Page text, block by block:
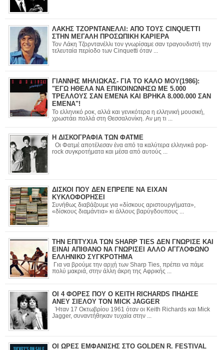
ΛΑΚΗΣ ΤΖΟΡΝΤΑΝΕΛΛΙ: ΑΠΟ ΤΟΥΣ CINQUETTI
ΣΤΗΝ ΜΕΓΑΛΗ ΠΡΟΣΩΠΙΚΗ ΚΑΡΙΕΡΑ
Τον Λάκη Τζορντανέλλι τον γνωρίσαμε σαν τραγουδιστή την
τελευταία περίοδο των Cinquetti όταν ...
ΓΙΑΝΝΗΣ ΜΗΛΙΩΚΑΣ- ΓΙΑ ΤΟ ΚΑΛΟ ΜΟΥ(1986):
"ΕΓΩ ΗΘΕΛΑ ΝΑ ΕΠΙΚΟΙΝΩΝΗΣΩ ΜΕ 5.000
ΤΡΕΛΛΟΥΣ ΣΑΝ ΕΜΕΝΑ ΚΑΙ ΒΡΗΚΑ 8.000.000 ΣΑΝ
ΕΜΕΝΑ"!
Το ελληνικό ροκ, αλλά και γενικότερα η ελληνική μουσική,
χρωστάει πολλά στη Θεσσαλονίκη. Αν μη τι ...
Η ΔΙΣΚΟΓΡΑΦΙΑ ΤΩΝ ΦΑΤΜΕ
Οι Φατμέ αποτέλεσαν ένα από τα καλύτερα ελληνικά pop-
rock συγκροτήματα και μέσα από αυτούς ...
ΔΙΣΚΟΙ ΠΟΥ ΔΕΝ ΕΠΡΕΠΕ ΝΑ ΕΙΧΑΝ
ΚΥΚΛΟΦΟΡΗΣΕΙ
Συνήθως διαβάζουμε για «δίσκους αριστουργήματα»,
«δίσκους διαμάντια» κι άλλους βαρύγδουπους ...
ΤΗΝ ΕΠΙΤΥΧΙΑ ΤΩΝ SHARP TIES ΔΕΝ ΓΝΩΡΙΣΕ ΚΑΙ
ΕΙΝΑΙ ΑΠΙΘΑΝΟ ΝΑ ΓΝΩΡΙΣΕΙ ΑΛΛΟ ΑΓΓΛΟΦΩΝΟ
ΕΛΛΗΝΙΚΟ ΣΥΓΚΡΟΤΗΜΑ
Για να βρούμε την αρχή των Sharp Ties, πρέπει να πάμε
πολύ μακριά, στην άλλη άκρη της Αφρικής ...
ΟΙ 4 ΦΟΡΕΣ ΠΟΥ Ο KEITH RICHARDS ΠΗΔΗΣΕ
ΑΝΕΥ ΣΙΕΛΟΥ ΤΟΝ MICK JAGGER
Ήταν 17 Οκτωβρίου 1961 όταν οι Keith Richards και Mick
Jagger, συναντήθηκαν τυχαία στην ...
ΟΙ ΩΡΕΣ ΕΜΦΑΝΙΣΗΣ ΣΤΟ GOLDEN R. FESTIVAL